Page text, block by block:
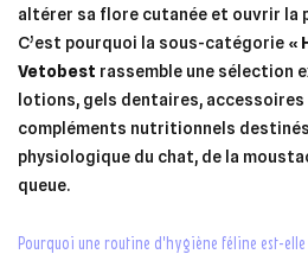
altérer sa flore cutanée et ouvrir la
C’est pourquoi la sous-catégorie «
Vetobest rassemble une sélection
lotions, gels dentaires,
compléments nutritionnels
physiologique du chat, de la
queue.
pourquoi une routine d’hygiène féline est-